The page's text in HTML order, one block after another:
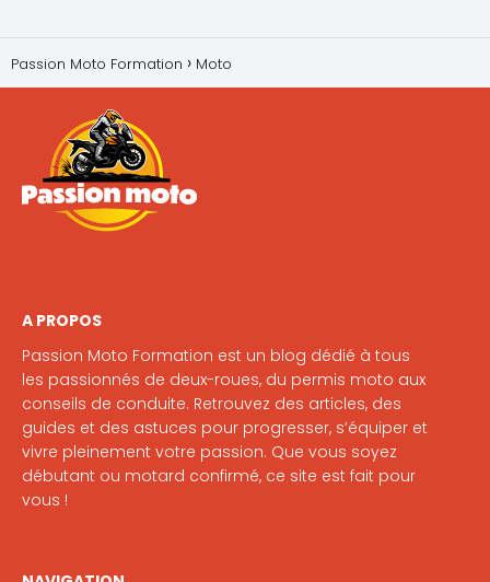
Passion Moto Formation Moto
A PROPOS
Passion Moto Formation est un blog dédié à tous
les passionnés de deux-roues, du permis moto aux
conseils de conduite. Retrouvez des articles, des
guides et des astuces pour progresser, s’équiper et
vivre pleinement votre passion. Que vous soyez
débutant ou motard confirmé, ce site est fait pour
vous !